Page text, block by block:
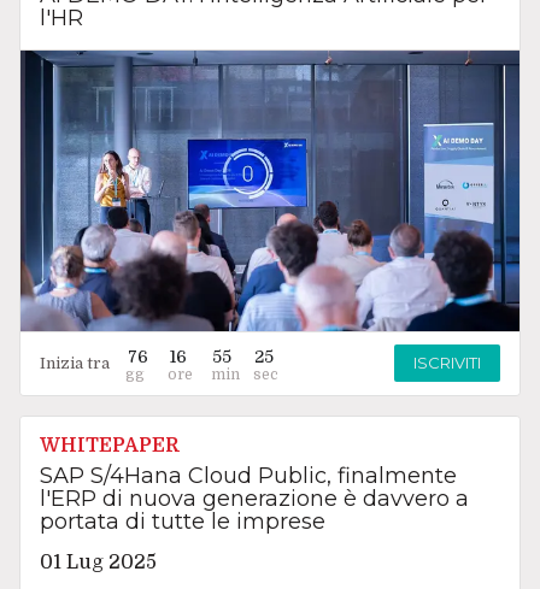
l'HR
Inizia tra 76 16 55 24 ISCRIVITI
WHITEPAPER
SAP S/4Hana Cloud Public, finalmente
l'ERP di nuova generazione è davvero a
portata di tutte le imprese
01 Lug 2025